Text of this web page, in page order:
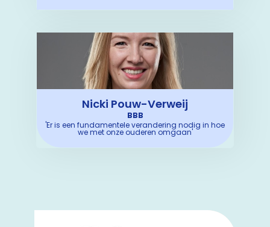
Nicki Pouw-Verweij
BBB
'Er is een fundamentele verandering nodig in hoe
we met onze ouderen omgaan'